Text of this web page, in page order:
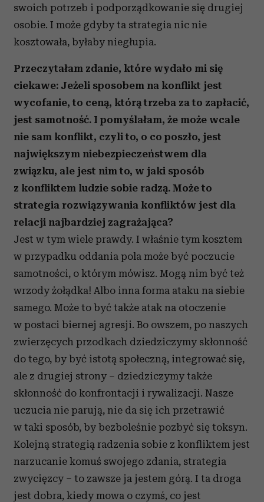
swoich potrzeb i podporządkowanie się drugiej
osobie. I może gdyby ta strategia nic nie
kosztowała, byłaby niegłupia.
Przeczytałam zdanie, które wydało mi się
ciekawe: Jeżeli sposobem na konflikt jest
wycofanie, to ceną, którą trzeba za to zapłacić,
jest samotność. I pomyślałam, że może wcale
nie sam konflikt, czyli to, o co poszło, jest
największym niebezpieczeństwem dla
związku, ale jest nim to, w jaki sposób
z konfliktem ludzie sobie radzą. Może to
strategia rozwiązywania konfliktów jest dla
relacji najbardziej zagrażająca?
Jest w tym wiele prawdy. I właśnie tym kosztem
w przypadku oddania pola może być poczucie
samotności, o którym mówisz. Mogą nim być też
wrzody żołądka! Albo inna forma ataku na siebie
samego. Może to być także atak na otoczenie
w postaci biernej agresji. Bo owszem, po naszych
zwierzęcych przodkach dziedziczymy skłonność
do tego, by być istotą społeczną, integrować się,
ale z drugiej strony – dziedziczymy także
skłonność do konfrontacji i rywalizacji. Nasze
uczucia nie parują, nie da się ich przetrawić
w taki sposób, by bezboleśnie pozbyć się toksyn.
Kolejną strategią radzenia sobie z konfliktem jest
narzucanie komuś swojego zdania, strategia
zwycięzcy – to zawsze ja jestem górą. I ta droga
jest dobra, kiedy mowa o czymś, co jest